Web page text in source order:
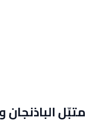
متبّل الباذنجان